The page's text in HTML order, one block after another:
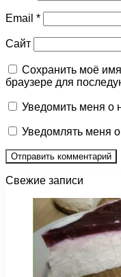
Email *
Сайт
Сохранить моё
браузере для
Уведомить меня о
Уведомлять меня
Свежие записи